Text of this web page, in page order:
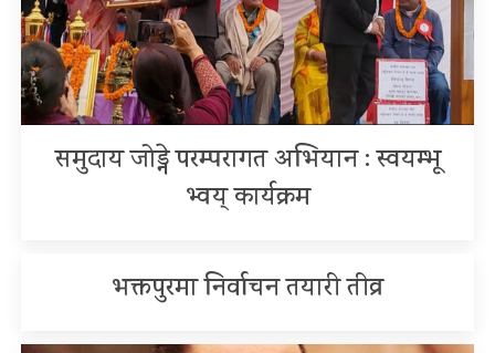
समुदाय जोड्ने परम्परागत अभियान : स्वयम्भू
भ्वय् कार्यक्रम
भक्तपुरमा निर्वाचन तयारी तीव्र